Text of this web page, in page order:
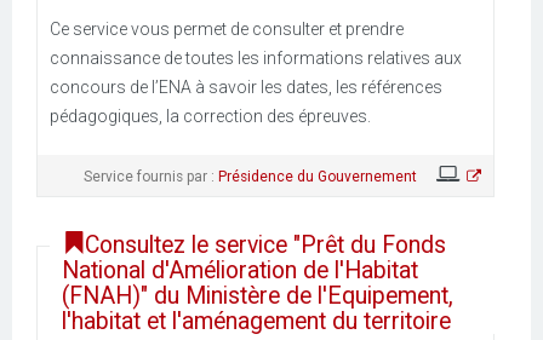
Ce service vous permet de consulter et prendre
connaissance de toutes les informations relatives aux
concours de l’ENA à savoir les dates, les références
pédagogiques, la correction des épreuves.
Service fournis par : Présidence du Gouvernement
Consultez le service "Prêt du Fonds
National d'Amélioration de l'Habitat
(FNAH)" du Ministère de l'Equipement,
l'habitat et l'aménagement du territoire